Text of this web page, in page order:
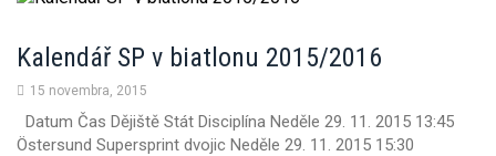
Kalendář SP v biatlonu 2015/2016
15 novembra, 2015
Datum Čas Dějiště Stát Disciplína Neděle 29. 11. 2015 13:45
Östersund Supersprint dvojic Neděle 29. 11. 2015 15:30